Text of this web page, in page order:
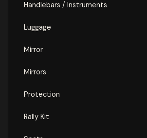
Handlebars / Instruments
Luggage
Mirror
Mirrors
Protection
Rally Kit